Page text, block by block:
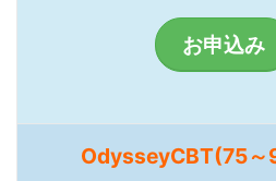
お申込み
OdysseyCBT(75～